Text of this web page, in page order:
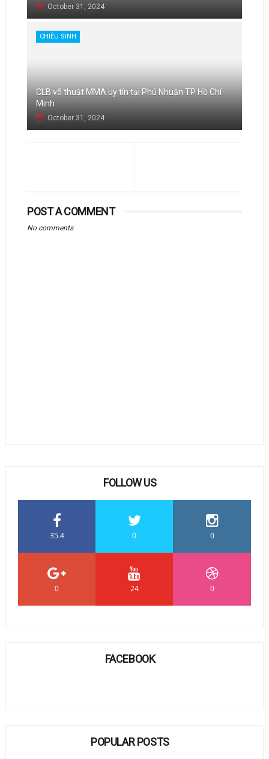
October 31, 2024
CHIÊU SINH
CLB võ thuật MMA uy tín tại Phú Nhuận TP Hồ Chí
Minh
October 31, 2024
POST A COMMENT
No comments
FOLLOW US
35.4 0 0
0 24 0
FACEBOOK
POPULAR POSTS